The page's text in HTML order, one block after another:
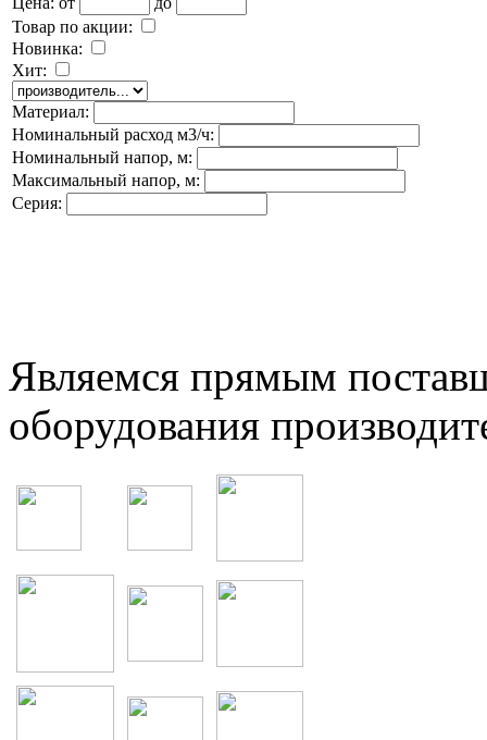
Товар по акции:
Новинка:
Хит:
Материал:
Номинальный расход м3/ч:
Номинальный напор, м:
Максимальный напор, м:
Серия:
Являемся прямым
оборудования